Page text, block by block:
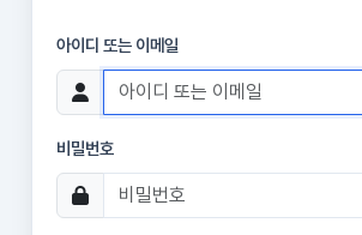
아이디 또는 이메일
비밀번호